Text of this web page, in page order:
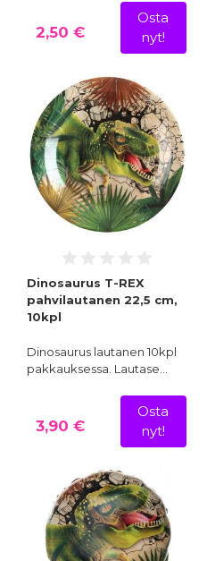
2,50 €
Osta
nyt!
Dinosaurus T-REX
pahvilautanen 22,5 cm,
10kpl
Dinosaurus lautanen 10kpl
pakkauksessa. Lautase…
3,90 €
Osta
nyt!